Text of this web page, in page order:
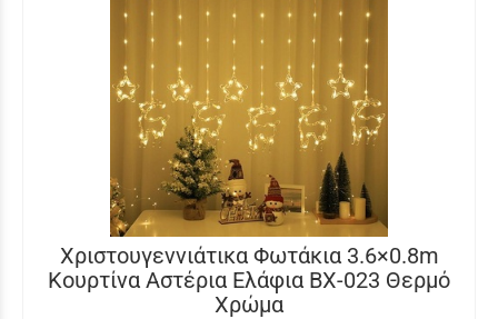
Χριστουγεννιάτικα Φωτάκια 3.6×0.8m
Κουρτίνα Αστέρια Ελάφια BX-023 Θερμό
Χρώμα